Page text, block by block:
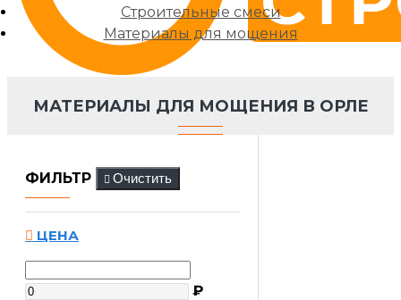
Строительные смеси
Материалы для мощения
МАТЕРИАЛЫ ДЛЯ МОЩЕНИЯ В ОРЛЕ
ФИЛЬТР Очистить
ЦЕНА
₽